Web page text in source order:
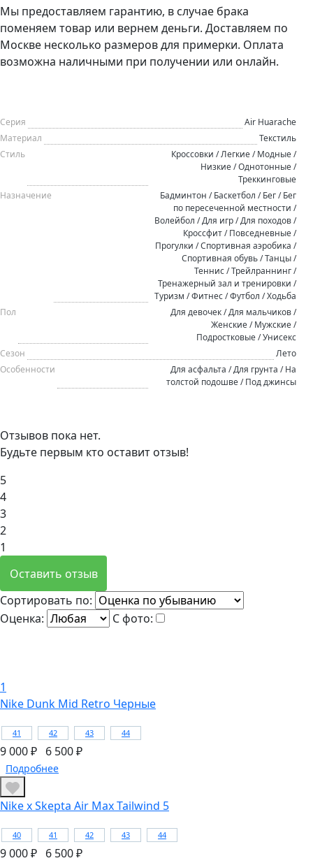
Мы предоставляем гарантию, в случае брака
поменяем товар или вернем деньги. Доставляем по
Москве несколько размеров для примерки. Оплата
возможна наличными при получении или онлайн.
Серия
Air Huarache
Материал
Текстиль
Стиль
Кроссовки / Легкие / Модные /
Низкие / Однотонные /
Треккинговые
Назначение
Бадминтон / Баскетбол / Бег / Бег
по пересеченной местности /
Волейбол / Для игр / Для походов /
Кроссфит / Повседневные /
Прогулки / Спортивная аэробика /
Спортивная обувь / Танцы /
Теннис / Трейлраннинг /
Тренажерный зал и тренировки /
Туризм / Фитнес / Футбол / Ходьба
Пол
Для девочек / Для мальчиков /
Женские / Мужские /
Подростковые / Унисекс
Сезон
Лето
Особенности
Для асфальта / Для грунта / На
толстой подошве / Под джинсы
Отзывов пока нет.
Будьте первым кто оставит отзыв!
5
4
3
2
1
Оставить отзыв
Сортировать по:
Оценка:
С фото:
1
Nike Dunk Mid Retro Черные
41 42 43 44
9 000 ₽ 6 500 ₽
Подробнее
Nike x Skepta Air Max Tailwind 5
40 41 42 43 44
9 000 ₽ 6 500 ₽